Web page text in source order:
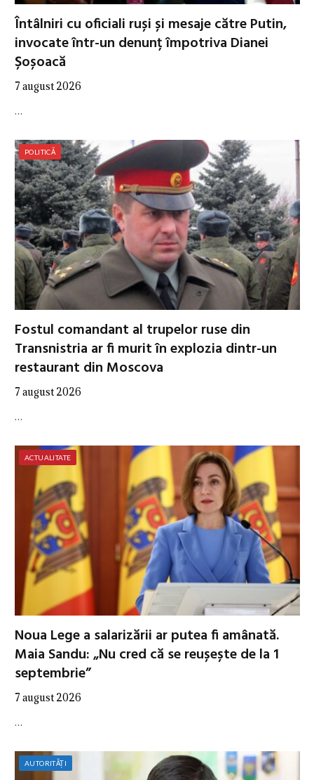
Întâlniri cu oficiali ruși și mesaje către Putin,
invocate într-un denunț împotriva Dianei
Șoșoacă
7 august 2026
…
POLITICĂ
Fostul comandant al trupelor ruse din
Transnistria ar fi murit în explozia dintr-un
restaurant din Moscova
7 august 2026
…
ACTUALITATE
Noua Lege a salarizării ar putea fi amânată.
Maia Sandu: „Nu cred că se reușește de la 1
septembrie”
7 august 2026
…
AUTORITĂȚI